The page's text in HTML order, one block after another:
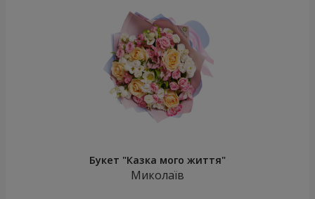
Букет "Казка мого життя"
Миколаїв